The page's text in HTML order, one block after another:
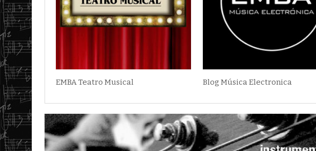
EMBA Teatro Musical Blog Música Electronica